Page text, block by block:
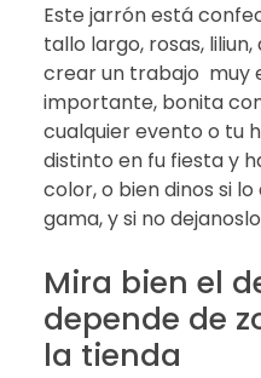
Este jarrón está
tallo largo, rosas,
crear un trabajo muy
importante, bonita
cualquier evento o tu
distinto en fu fiesta y
color, o bien dinos si
gama, y si no
Mira bien el
depende de
la tienda